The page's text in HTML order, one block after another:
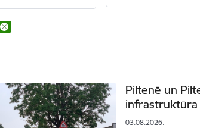
Piltenē un
infrastruktūra
03.08.2026.